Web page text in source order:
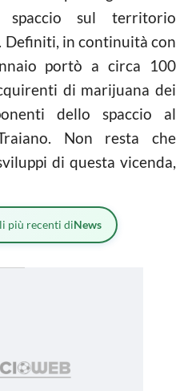
spaccio sul territorio
Definiti, in continuità con
portò a circa 100
di marijuana dei
dello spaccio al
Non resta che
di questa vicenda,
più recenti diNews